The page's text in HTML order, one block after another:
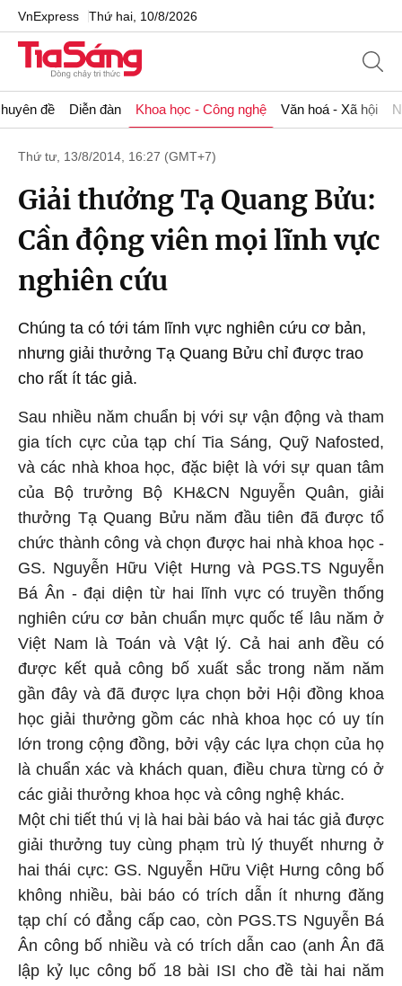
VnExpress Thứ hai, 10/8/2026
đề Diễn đàn Khoa học - Công nghệ Văn hoá - Xã hội
Thứ tư, 13/8/2014, 16:27 (GMT+7)
Giải thưởng Tạ Quang Bửu:
Cần động viên mọi lĩnh vực
nghiên cứu
Chúng ta có tới tám lĩnh vực nghiên cứu cơ bản,
nhưng giải thưởng Tạ Quang Bửu chỉ được trao
cho rất ít tác giả.
Sau nhiều năm chuẩn bị với sự vận động và tham
gia tích cực của tạp chí Tia Sáng, Quỹ Nafosted,
và các nhà khoa học, đặc biệt là với sự quan tâm
của Bộ trưởng Bộ KH&CN Nguyễn Quân, giải
thưởng Tạ Quang Bửu năm đầu tiên đã được tổ
chức thành công và chọn được hai nhà khoa học -
GS. Nguyễn Hữu Việt Hưng và PGS.TS Nguyễn
Bá Ân - đại diện từ hai lĩnh vực có truyền thống
nghiên cứu cơ bản chuẩn mực quốc tế lâu năm ở
Việt Nam là Toán và Vật lý. Cả hai anh đều có
được kết quả công bố xuất sắc trong năm năm
gần đây và đã được lựa chọn bởi Hội đồng khoa
học giải thưởng gồm các nhà khoa học có uy tín
lớn trong cộng đồng, bởi vậy các lựa chọn của họ
là chuẩn xác và khách quan, điều chưa từng có ở
các giải thưởng khoa học và công nghệ khác.
Một chi tiết thú vị là hai bài báo và hai tác giả được
giải thưởng tuy cùng phạm trù lý thuyết nhưng ở
hai thái cực: GS. Nguyễn Hữu Việt Hưng công bố
không nhiều, bài báo có trích dẫn ít nhưng đăng
tạp chí có đẳng cấp cao, còn PGS.TS Nguyễn Bá
Ân công bố nhiều và có trích dẫn cao (anh Ân đã
lập kỷ lục công bố 18 bài ISI cho đề tài hai năm